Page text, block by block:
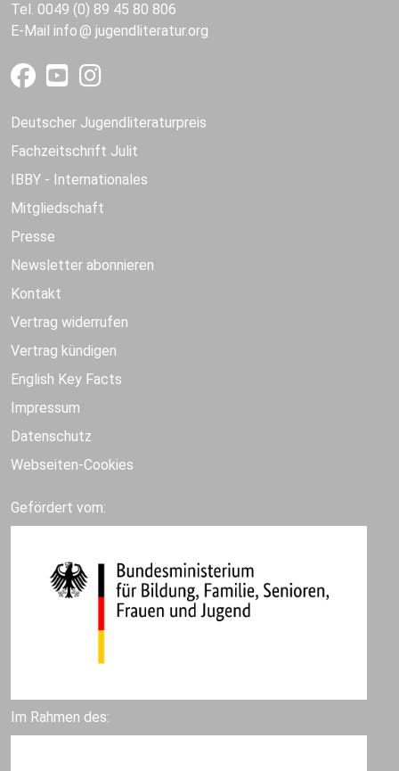
Tel. 0049 (0) 89 45 80 806
E-Mail info jugendliteratur.org
Deutscher Jugendliteraturpreis
Fachzeitschrift Julit
IBBY - Internationales
Mitgliedschaft
Presse
Newsletter abonnieren
Kontakt
Vertrag widerrufen
Vertrag kündigen
English Key Facts
Impressum
Datenschutz
Webseiten-Cookies
Gefördert vom:
Im Rahmen des: